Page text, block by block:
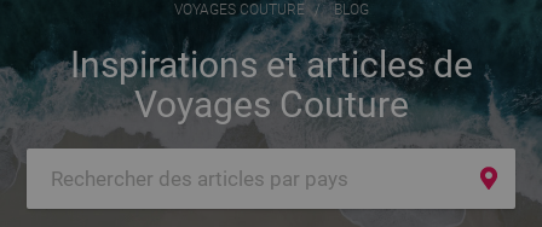
VOYAGES COUTURE BLOG
Inspirations et articles de
Voyages Couture